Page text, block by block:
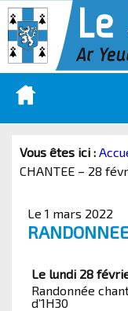
Vous êtes ici :
CHANTEE – 28
Le 1 mars 2022
Le lundi 28
Randonnée
d’1H30